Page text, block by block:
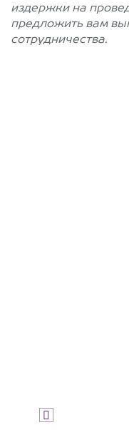
издержки на
предложить вам
сотрудничества.